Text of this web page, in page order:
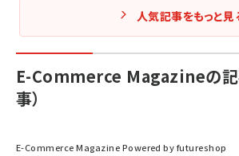
人気記事をもっと見
E-Commerce Magazineの記
事）
E-Commerce Magazine Powered by futureshop